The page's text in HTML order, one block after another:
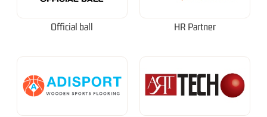
Official ball HR Partner